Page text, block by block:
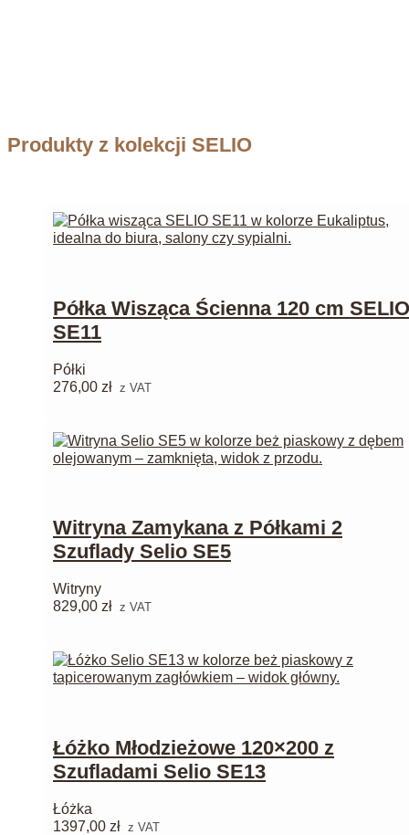
Produkty z kolekcji SELIO
Półka Wisząca Ścienna 120 cm SELIO
SE11
Półki
276,00 zł z VAT
Witryna Zamykana z Półkami 2
Szuflady Selio SE5
Witryny
829,00 zł z VAT
Łóżko Młodzieżowe 120×200 z
Szufladami Selio SE13
Łóżka
1397,00 zł z VAT